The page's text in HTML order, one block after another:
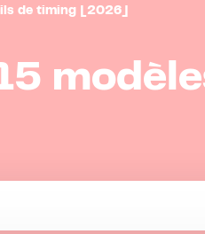
de timing [2026]